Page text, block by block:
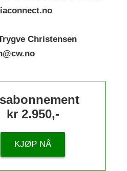
Christensen
kr 2.950,-
KJØP NÅ